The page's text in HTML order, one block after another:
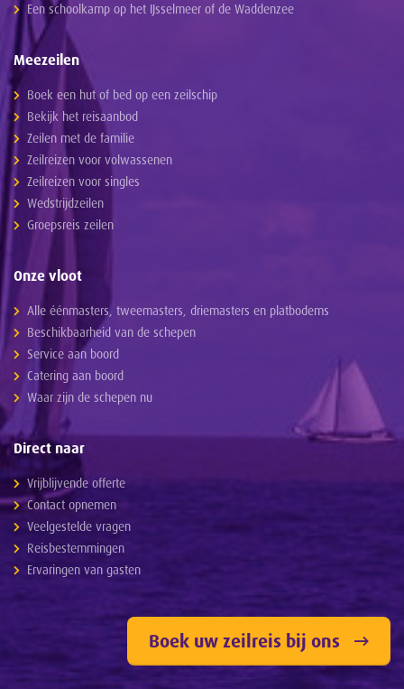
Een schoolkamp op het IJsselmeer of de Waddenzee
Meezeilen
Boek een hut of bed op een zeilschip
Bekijk het reisaanbod
Zeilen met de familie
Zeilreizen voor volwassenen
Zeilreizen voor singles
Wedstrijdzeilen
Groepsreis zeilen
Onze vloot
Alle éénmasters, tweemasters, driemasters en platbodems
Beschikbaarheid van de schepen
Service aan boord
Catering aan boord
Waar zijn de schepen nu
Direct naar
Vrijblijvende offerte
Contact opnemen
Veelgestelde vragen
Reisbestemmingen
Ervaringen van gasten
Boek uw zeilreis bij ons